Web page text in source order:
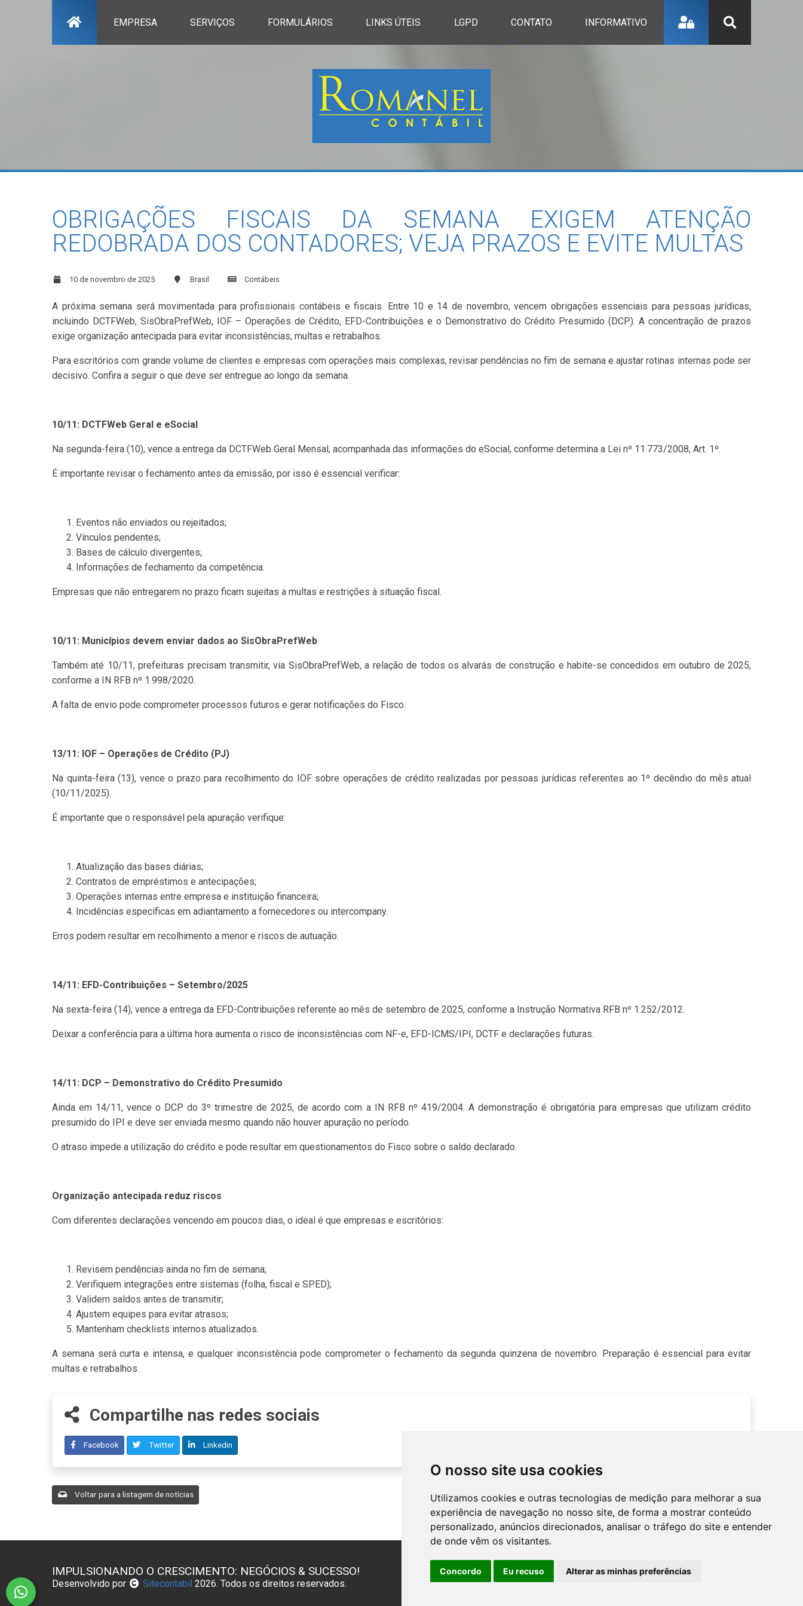
O nosso site usa cookies
Utilizamos cookies e outras tecnologias de medição para melhorar a sua
experiência de navegação no nosso site, de forma a mostrar conteúdo
personalizado, anúncios direcionados, analisar o tráfego do site e entender
de onde vêm os visitantes.
Concordo Eu recuso Alterar as minhas preferências
EMPRESA SERVIÇOS FORMULÁRIOS LINKS ÚTEIS LGPD CONTATO INFORMATIVO
OBRIGAÇÕES FISCAIS DA SEMANA EXIGEM ATENÇÃO
REDOBRADA DOS CONTADORES; VEJA PRAZOS E EVITE MULTAS
10 de novembro de 2025 Brasil Contábeis
A próxima semana será movimentada para profissionais contábeis e fiscais. Entre 10 e 14 de novembro, vencem obrigações essenciais para pessoas jurídicas,
incluindo DCTFWeb, SisObraPrefWeb, IOF – Operações de Crédito, EFD-Contribuições e o Demonstrativo do Crédito Presumido (DCP). A concentração de prazos
exige organização antecipada para evitar inconsistências, multas e retrabalhos.
Para escritórios com grande volume de clientes e empresas com operações mais complexas, revisar pendências no fim de semana e ajustar rotinas internas pode ser
decisivo. Confira a seguir o que deve ser entregue ao longo da semana.
10/11: DCTFWeb Geral e eSocial
Na segunda-feira (10), vence a entrega da DCTFWeb Geral Mensal, acompanhada das informações do eSocial, conforme determina a Lei nº 11.773/2008, Art. 1º.
É importante revisar o fechamento antes da emissão, por isso é essencial verificar:
Eventos não enviados ou rejeitados;
Vínculos pendentes;
Bases de cálculo divergentes;
Informações de fechamento da competência.
Empresas que não entregarem no prazo ficam sujeitas a multas e restrições à situação fiscal.
10/11: Municípios devem enviar dados ao SisObraPrefWeb
Também até 10/11, prefeituras precisam transmitir, via SisObraPrefWeb, a relação de todos os alvarás de construção e habite-se concedidos em outubro de 2025,
conforme a IN RFB nº 1.998/2020.
A falta de envio pode comprometer processos futuros e gerar notificações do Fisco.
13/11: IOF – Operações de Crédito (PJ)
Na quinta-feira (13), vence o prazo para recolhimento do IOF sobre operações de crédito realizadas por pessoas jurídicas referentes ao 1º decêndio do mês atual
(10/11/2025).
É importante que o responsável pela apuração verifique:
Atualização das bases diárias;
Contratos de empréstimos e antecipações;
Operações internas entre empresa e instituição financeira;
Incidências específicas em adiantamento a fornecedores ou intercompany.
Erros podem resultar em recolhimento a menor e riscos de autuação.
14/11: EFD-Contribuições – Setembro/2025
Na sexta-feira (14), vence a entrega da EFD-Contribuições referente ao mês de setembro de 2025, conforme a Instrução Normativa RFB nº 1.252/2012.
Deixar a conferência para a última hora aumenta o risco de inconsistências com NF-e, EFD-ICMS/IPI, DCTF e declarações futuras.
14/11: DCP – Demonstrativo do Crédito Presumido
Ainda em 14/11, vence o DCP do 3º trimestre de 2025, de acordo com a IN RFB nº 419/2004. A demonstração é obrigatória para empresas que utilizam crédito
presumido do IPI e deve ser enviada mesmo quando não houver apuração no período.
O atraso impede a utilização do crédito e pode resultar em questionamentos do Fisco sobre o saldo declarado.
Organização antecipada reduz riscos
Com diferentes declarações vencendo em poucos dias, o ideal é que empresas e escritórios:
Revisem pendências ainda no fim de semana;
Verifiquem integrações entre sistemas (folha, fiscal e SPED);
Validem saldos antes de transmitir;
Ajustem equipes para evitar atrasos;
Mantenham checklists internos atualizados.
A semana será curta e intensa, e qualquer inconsistência pode comprometer o fechamento da segunda quinzena de novembro. Preparação é essencial para evitar
multas e retrabalhos.
Compartilhe nas redes sociais
Facebook Twitter Linkedin
Voltar para a listagem de notícias
IMPULSIONANDO O CRESCIMENTO: NEGÓCIOS & SUCESSO!
Desenvolvido por Sitecontabil 2026. Todos os direitos reservados.